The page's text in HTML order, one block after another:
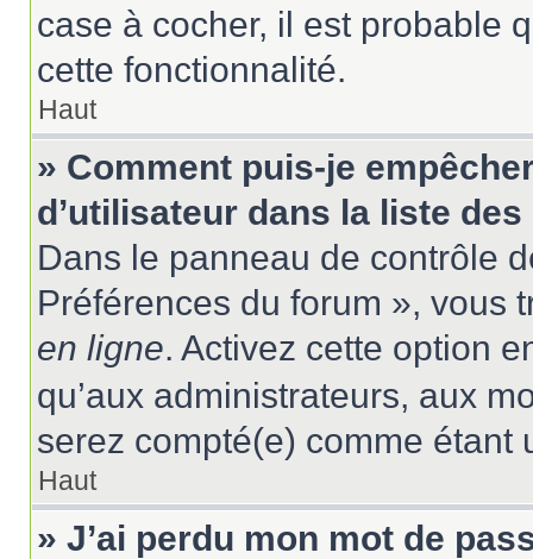
case à cocher, il est probable
cette fonctionnalité.
Haut
» Comment puis-je
d’utilisateur dans la liste
Dans le panneau de contrôle
Préférences du forum », vous
en ligne. Activez cette option
qu’aux administrateurs, aux
serez compté(e) comme étant
Haut
» J’ai perdu mon mot de